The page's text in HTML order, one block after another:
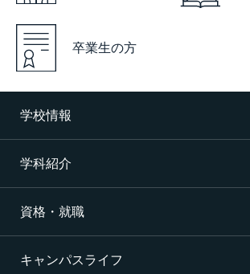
卒業生の方
学校情報
学校概要
沿革
施設・設備
学科紹介
CNAの3つの学科
航空整備科
資格・就職
資格サポート・めざす資格
キャンパスライフ